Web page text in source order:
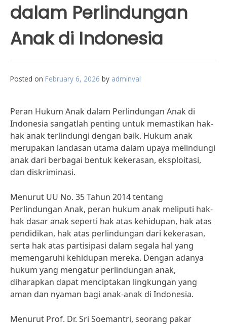
dalam Perlindungan
Anak di Indonesia
Posted on February 6, 2026 by adminval
Peran Hukum Anak dalam Perlindungan Anak di
Indonesia sangatlah penting untuk memastikan hak-
hak anak terlindungi dengan baik. Hukum anak
merupakan landasan utama dalam upaya melindungi
anak dari berbagai bentuk kekerasan, eksploitasi,
dan diskriminasi.
Menurut UU No. 35 Tahun 2014 tentang
Perlindungan Anak, peran hukum anak meliputi hak-
hak dasar anak seperti hak atas kehidupan, hak atas
pendidikan, hak atas perlindungan dari kekerasan,
serta hak atas partisipasi dalam segala hal yang
memengaruhi kehidupan mereka. Dengan adanya
hukum yang mengatur perlindungan anak,
diharapkan dapat menciptakan lingkungan yang
aman dan nyaman bagi anak-anak di Indonesia.
Menurut Prof. Dr. Sri Soemantri, seorang pakar